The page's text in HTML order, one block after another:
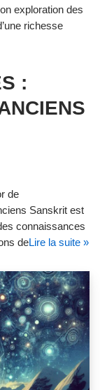
exploration des
richesse
:
de
Sanskrit est
connaissances
deLire la suite »